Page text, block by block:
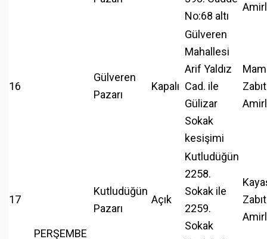
PERŞEMBE
No:68 altı
16
Gülveren
Pazarı
Kapalı
Gülveren
Mahallesi
Arif Yaldız
Cad. ile
Gülizar
Sokak
kesişimi
17
Kutludüğün
Pazarı
Açık
Kutludüğün
2258.
Sokak ile
2259.
Sokak